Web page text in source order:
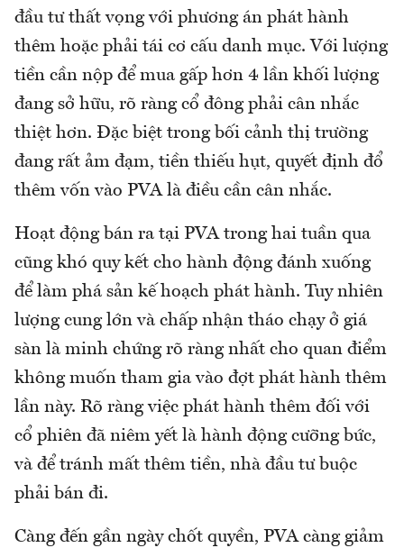
đầu tư thất vọng với phương án phát hành
thêm hoặc phải tái cơ cấu danh mục. Với lượng
tiền cần nộp để mua gấp hơn 4 lần khối lượng
đang sở hữu, rõ ràng cổ đông phải cân nhắc
thiệt hơn. Đặc biệt trong bối cảnh thị trường
đang rất ảm đạm, tiền thiếu hụt, quyết định đổ
thêm vốn vào PVA là điều cần cân nhắc.
Hoạt động bán ra tại PVA trong hai tuần qua
cũng khó quy kết cho hành động đánh xuống
để làm phá sản kế hoạch phát hành. Tuy nhiên
lượng cung lớn và chấp nhận tháo chạy ở giá
sàn là minh chứng rõ ràng nhất cho quan điểm
không muốn tham gia vào đợt phát hành thêm
lần này. Rõ ràng việc phát hành thêm đối với
cổ phiên đã niêm yết là hành động cưỡng bức,
và để tránh mất thêm tiền, nhà đầu tư buộc
phải bán đi.
Càng đến gần ngày chốt quyền, PVA càng giảm